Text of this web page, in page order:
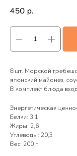
450 р.
8 шт. Морской
японский майонез,
В комплект блюда
Энергетическая
Белки: 3,1
Жиры: 2,6
Углеводы: 20,3
Вес: 200 г